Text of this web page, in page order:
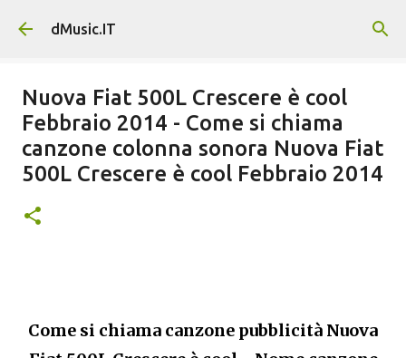
Passa ai contenuti principali
dMusic.IT
Nuova Fiat 500L Crescere è cool
Febbraio 2014 - Come si chiama
canzone colonna sonora Nuova Fiat
500L Crescere è cool Febbraio 2014
Come si chiama canzone pubblicità Nuova